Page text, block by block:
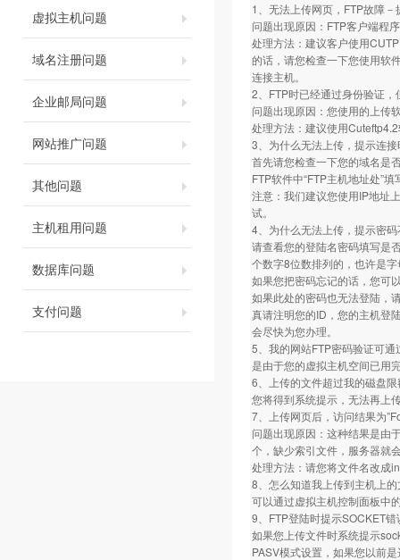
虚拟主机问题
域名注册问题
企业邮局问题
网站推广问题
其他问题
主机租用问题
数据库问题
支付问题
1、无法上传网页，FTP故障－
问题出现原因：FTP客户端程
处理方法：建议客户使用
的话，请您检查一下您使用软
连接主机。
2、FTP时已经通过身份验证，
问题出现原因：您使用的上传
处理方法：建议使用
3、为什么无法上传，提示连
首先请您检查一下您的域名是
FTP软件中“FTP主机地址处”
注意：我们建议您使用IP地址
试。
4、为什么无法上传，提示密
请查看您的登陆名密码填写是
个数字8位数排列的，也许是
如果您把密码忘记的话，您可
如果此处的密码也无法登陆，
真请注明您的ID，您的主机登
会尽快为您办理。
5、我的网站FTP密码验证可
是由于您的虚拟主机空间已用
6、上传的文件超过我的磁盘
您将得到系统提示，无法再上
7、上传网页后，访问结果为
问题出现原因：这种结果是由
个，缺少索引文件，服务器就
处理方法：请您将文件名改成
8、怎么知道我上传到主机上
可以通过虚拟主机控制面板中
9、FTP登陆时提示SOCKET错
如果您上传文件时系统提示
PASV模式设置，如果您以前